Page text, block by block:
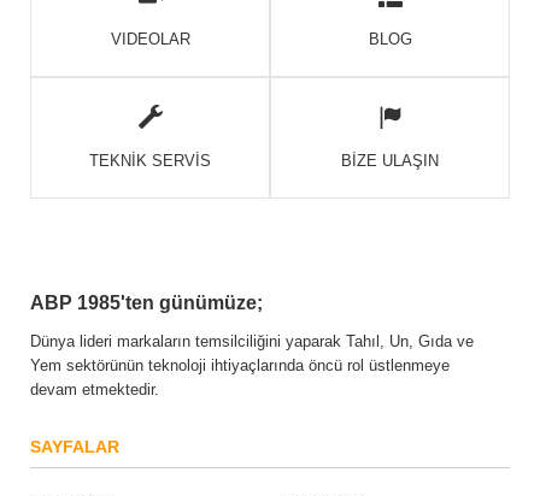
VIDEOLAR BLOG
TEKNİK SERVİS BİZE ULAŞIN
ABP 1985'ten günümüze;
Dünya lideri markaların temsilciliğini yaparak Tahıl, Un, Gıda ve
Yem sektörünün teknoloji ihtiyaçlarında öncü rol üstlenmeye
devam etmektedir.
SAYFALAR